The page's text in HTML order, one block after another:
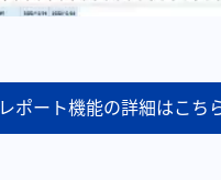
レポート機能の詳細はこち